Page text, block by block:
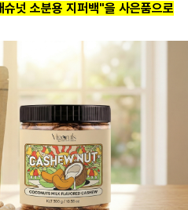
넛 소분용 지퍼백"을 사은품으로